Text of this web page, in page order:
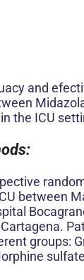
and
the ICU
between
groups: